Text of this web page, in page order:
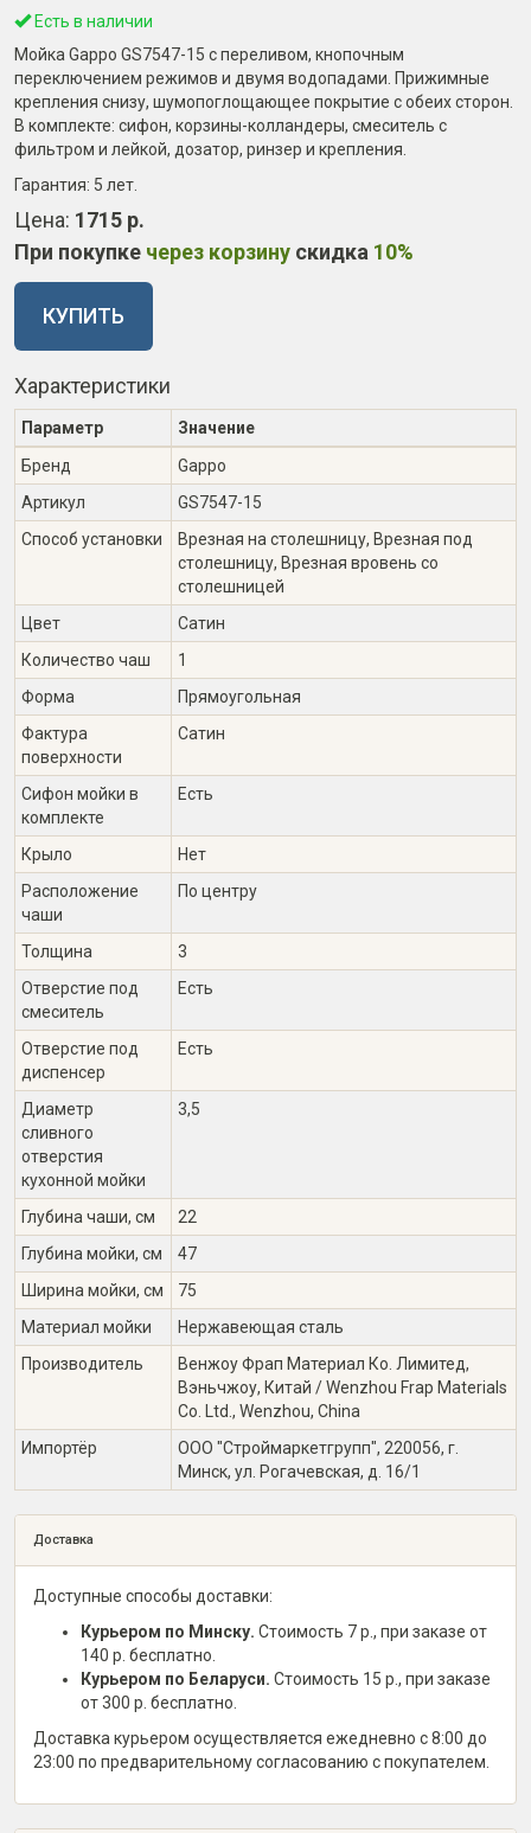
Есть в наличии
Мойка Gappo GS7547-15 с переливом, кнопочным
переключением режимов и двумя водопадами. Прижимные
крепления снизу, шумопоглощающее покрытие с обеих сторон.
В комплекте: сифон, корзины-колландеры, смеситель с
фильтром и лейкой, дозатор, ринзер и крепления.
Гарантия: 5 лет
Цена: 1715 р.
При покупке через корзину скидка 10%
КУПИТЬ
Характеристики
Параметр
Значение
Бренд
Gappo
Артикул
GS7547-15
Способ установки
Врезная на столешницу, Врезная под
столешницу, Врезная вровень со
столешницей
Цвет
Сатин
Количество чаш
1
Форма
Прямоугольная
Фактура
поверхности
Сатин
Сифон мойки в
комплекте
Есть
Крыло
Нет
Расположение
чаши
По центру
Толщина
3
Отверстие под
смеситель
Есть
Отверстие под
диспенсер
Есть
Диаметр
сливного
отверстия
кухонной мойки
3,5
Глубина чаши, см
22
Глубина мойки, см
47
Ширина мойки, см
75
Материал мойки
Нержавеющая сталь
Производитель
Венжоу Фрап Материал Ко. Лимитед,
Вэньчжоу, Китай / Wenzhou Frap Materials
Co. Ltd., Wenzhou, China
Импортёр
ООО "Строймаркетгрупп", 220056, г.
Минск, ул. Рогачевская, д. 16/1
Доставка
Доступные способы доставки:
Курьером по Минску. Стоимость 7 р., при заказе от
140 р. бесплатно.
Курьером по Беларуси. Стоимость 15 р., при заказе
от 300 р. бесплатно.
Доставка курьером осуществляется ежедневно с 8:00 до
23:00 по предварительному согласованию с покупателем.